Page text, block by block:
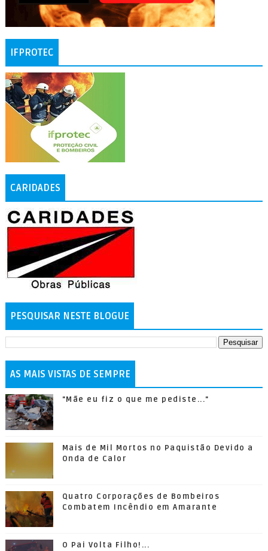
IFPROTEC
CARIDADES
PESQUISAR NESTE BLOGUE
AS MAIS VISTAS DE SEMPRE
"Mãe eu fiz o que me pediste..."
Mais de Mil Mortos no Paquistão Devido a
Onda de Calor
Quatro Corporações de Bombeiros
Combatem Incêndio em Amarante
O Pai Volta Filho!...